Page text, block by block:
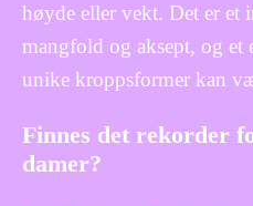
høyde eller vekt. Det er et
mangfold og aksept, og et
unike kroppsformer kan
Finnes det rekorder
damer?